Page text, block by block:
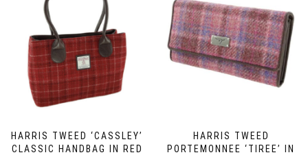
HARRIS TWEED ‘CASSLEY’
CLASSIC HANDBAG IN RED
HARRIS TWEED
PORTEMONNEE ‘TIREE’ IN